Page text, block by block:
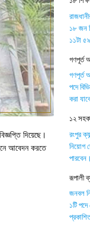
দিয়েছে।
আবেদন করতে
১৮ জন
১১টা
গণপূর্ত
গণপূর্ত
পদে
করা
১২
রংপুর
নিয়োগ
রূপালী
জনবল
১টি